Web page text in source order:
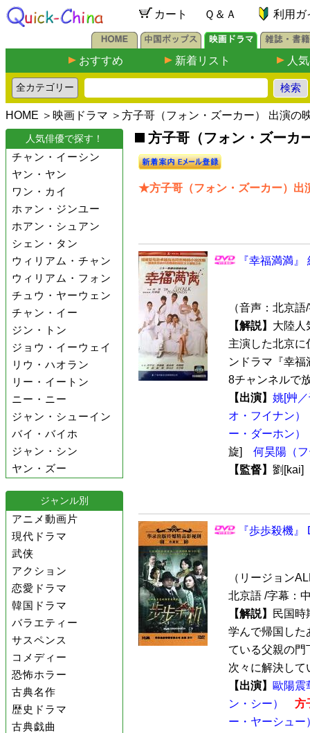
カート Ｑ＆Ａ 利用ガ
おすすめ 新着リスト 人
HOME ＞ 映画ドラマ ＞方子哥（フォン・ズーカー） 出演の
人気俳優で探す！
チャン・イーシン
ヤン・ヤン
ワン・カイ
ホァン・ジンユー
ホアン・シュアン
シェン・タン
ウィリアム・チャン
ウィリアム・フォン
チュウ・ヤーウェン
チャン・イー
ジン・トン
ジョウ・イーウェイ
リウ・ハオラン
リー・イートン
ニー・ニー
ジャン・シューイン
バイ・バイホ
ジャン・シン
ヤン・ズー
ジャンル別
アニメ動画片
現代ドラマ
武侠
アクション
恋愛ドラマ
韓国ドラマ
バラエティー
サスペンス
コメディー
恐怖ホラー
古典名作
歴史ドラマ
古典戯曲
方子哥（フォン・ズーカ
★方子哥（フォン・ズーカー）出
『幸福満満
（音声：北京
【解説】 大陸人
主演した北京に
ンドラマ『幸
8チャンネルで
【出演】 姚[艸
オ・フイナン）
ー・ダーホン）
旋] 何昊陽（
【監督】 劉
『歩歩殺機
（リージョン
北京語 /字幕：
【解説】
民国時
学んで帰国した
ている父親の門
次々に解決して
【出演】
歐陽震
ン・シー）
方
ー・ヤーシュー